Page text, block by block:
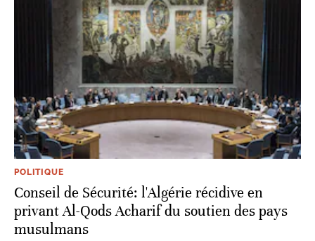
POLITIQUE
Conseil de Sécurité: l'Algérie récidive en
privant Al-Qods Acharif du soutien des pays
musulmans